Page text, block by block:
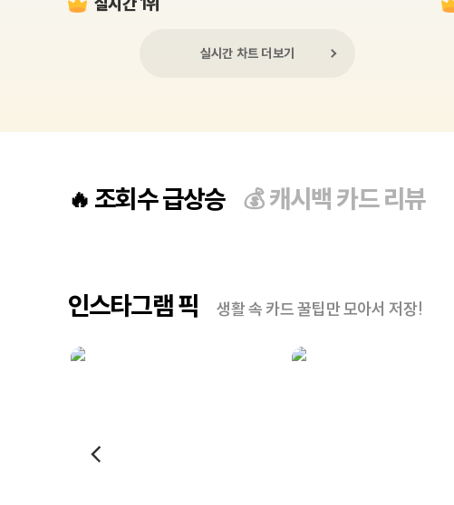
실시간 차트 더보기
🔥 조회수 급상승 💰캐시백 카드 리뷰
인스타그램 픽 생활 속 카드 꿀팁만 모아서 저장!